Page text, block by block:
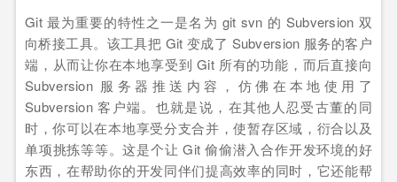
Git 最为重要的特性之一是名为 git svn 的 Subversion 双
向桥接工具。该工具把 Git 变成了 Subversion 服务的客户
端，从而让你在本地享受到 Git 所有的功能，而后直接向
Subversion 服务器推送内容，仿佛在本地使用了
Subversion 客户端。也就是说，在其他人忍受古董的同
时，你可以在本地享受分支合并，使暂存区域，衍合以及
单项挑拣等等。这是个让 Git 偷偷潜入合作开发环境的好
东西，在帮助你的开发同伴们提高效率的同时，它还能帮